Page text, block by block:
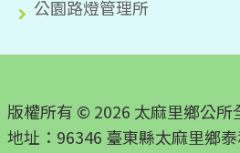
公園路燈管理所
版權所有 © 2026 太麻里鄉公所
地址：96346 臺東縣太麻里